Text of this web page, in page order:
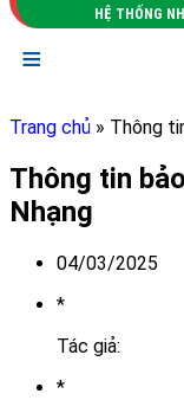
HỆ THỐNG
≡
Trang chủ » Thông
Thông tin
Nhạng
04/03/2025
*
Tác giả:
*